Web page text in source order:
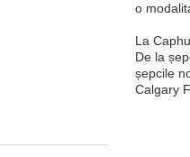
o
La
De la
șepcile
Calgary